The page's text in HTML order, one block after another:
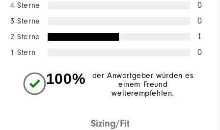
4 Sterne 0
3 Sterne 0
2 Sterne 1
1 Stern 0
100%
der Anwortgeber würden es
einem Freund
weiterempfehlen.
Sizing/Fit